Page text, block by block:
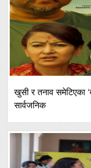
खुसी र तनाव समेटिएका
सार्वजनिक